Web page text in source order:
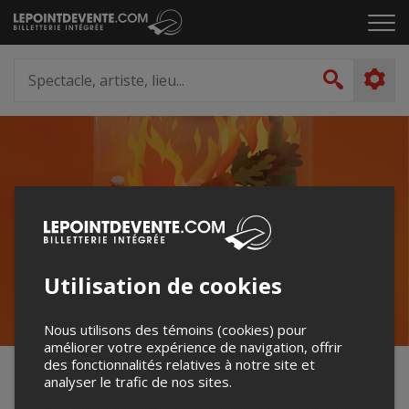
Passer
au
le
artiste,
lieu...
L'Envers
Utilisation de cookies
Nous utilisons des témoins (cookies) pour
améliorer votre expérience de navigation, offrir
des fonctionnalités relatives à notre site et
analyser le trafic de nos sites.